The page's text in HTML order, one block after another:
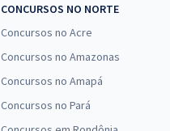
CONCURSOS NO NORTE
Concursos no Acre
Concursos no Amazonas
Concursos no Amapá
Concursos no Pará